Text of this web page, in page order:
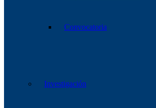
Convocatoria
Investigación